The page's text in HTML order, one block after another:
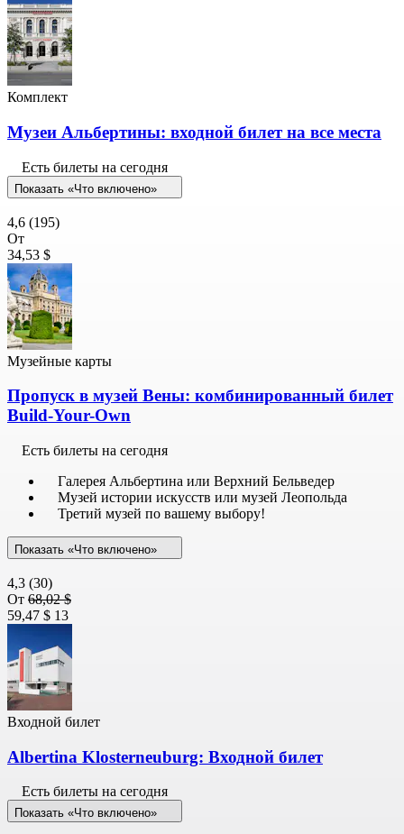
Комплект
Музеи Альбертины: входной билет на все места
Есть билеты на сегодня
Показать «Что включено»
4,6 (195)
От
34,53 $
Музейные карты
Пропуск в музей Вены: комбинированный билет
Build-Your-Own
Есть билеты на сегодня
Галерея Альбертина или Верхний Бельведер
Музей истории искусств или музей Леопольда
Третий музей по вашему выбору!
Показать «Что включено»
4,3 (30)
От 68,02 $
59,47 $ 13
Входной билет
Albertina Klosterneuburg: Входной билет
Есть билеты на сегодня
Показать «Что включено»